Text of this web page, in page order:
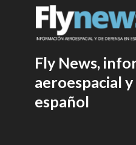
Fly News,
aeroespacial
español